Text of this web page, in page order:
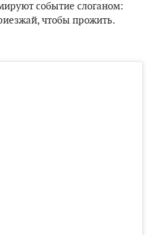
событие слоганом:
чтобы прожить.